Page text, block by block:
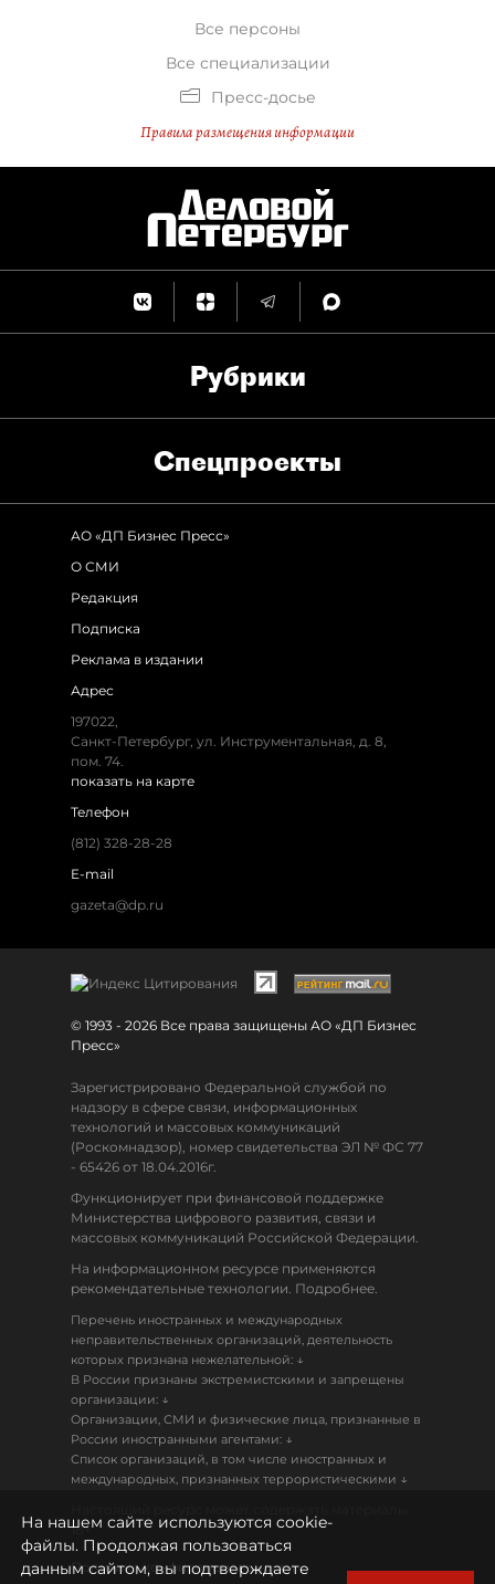
Все персоны
Все специализации
Пресс-досье
Правила размещения информации
Рубрики
Спец­проекты
АО «ДП Бизнес Пресс»
О СМИ
Редакция
Подписка
Реклама в издании
Адрес
197022,
Санкт-Петербург, ул. Инструментальная, д. 8,
пом. 74.
показать на карте
Телефон
(812) 328-28-28
E-mail
gazeta@dp.ru
© 1993 - 2026 Все права защищены АО «ДП Бизнес
Пресс»
Зарегистрировано Федеральной службой по
надзору в сфере связи, информационных
технологий и массовых коммуникаций
(Роскомнадзор), номер свидетельства ЭЛ № ФС 77
- 65426 от 18.04.2016г.
Функционирует при финансовой поддержке
Министерства цифрового развития, связи и
массовых коммуникаций Российской Федерации.
На информационном ресурсе применяются
рекомендательные технологии. Подробнее.
Перечень иностранных и международных
неправительственных организаций, деятельность
которых признана нежелательной: ↓
В России признаны экстремистскими и запрещены
организации: ↓
Организации, СМИ и физические лица, признанные в
России иностранными агентами: ↓
Список организаций, в том числе иностранных и
международных, признанных террористическими ↓
18+
Политика конфиденциальности
На нашем сайте используются cookie-
файлы. Продолжая пользоваться
данным сайтом, вы подтверждаете